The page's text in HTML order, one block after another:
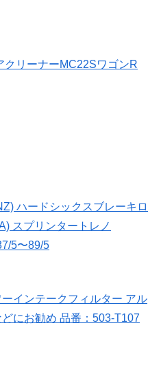
リーナーMC22SワゴンR
ハードシックスブレーキロ
スプリンタートレノ
5〜89/5
インテークフィルター アル
にお勧め 品番：503-T107